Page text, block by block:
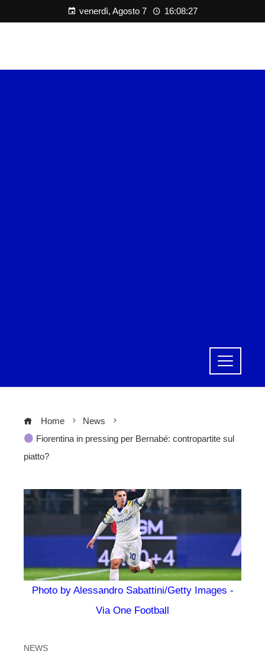
venerdì, Agosto 7 16:08:28
Home
News
Fiorentina in pressing per Bernabé: contropartite sul
piatto?
Photo by Alessandro Sabattini/Getty Images -
Via One Football
NEWS